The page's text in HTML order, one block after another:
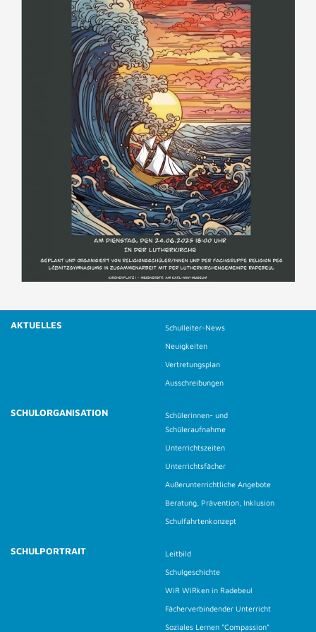
AKTUELLES
Schulleiter-News
Neuigkeiten
Vertretungsplan
Ausschreibungen
SCHULORGANISATION
Schülerinnen- und
Schüleraufnahme
Unterrichtszeiten
Unterrichtsfächer
Außerunterrichtliche Angebote
Beratung, Prävention, Inklusion
Schulfahrtenkonzept
SCHULPORTRAIT
Leitbild
Schulgeschichte
WiR WiRken in Radebeul
Fächerverbindender Unterricht
Soziales Lernen "Compassion"